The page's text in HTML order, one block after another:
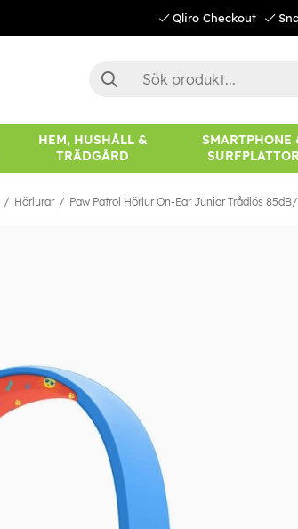
Qliro Checkout
HEM, HUSHÅLL &
TRÄDGÅRD
SMARTPHONE
SURFPLATTOR
Hörlurar Paw Patrol Hörlur On-Ear Junior Trådlös